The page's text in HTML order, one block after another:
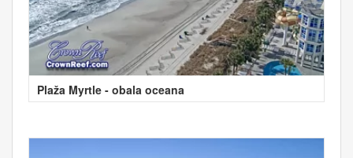
Plaža Myrtle - obala oceana